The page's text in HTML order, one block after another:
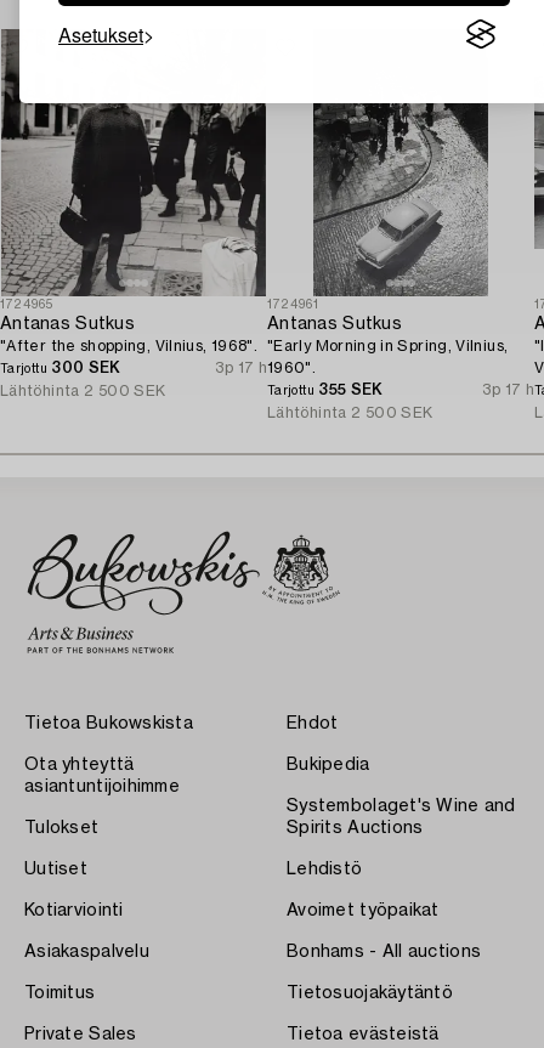
Asetukset
1724965
Antanas Sutkus
"After the shopping, Vilnius, 1968".
Tarjottu 300 SEK
3p 17 h
Lähtöhinta 2 500 SEK
1724961
Antanas Sutkus
"Early Morning in Spring, Vilnius,
1960".
Tarjottu 355 SEK
3p 17 h
Lähtöhinta 2 500 SEK
Tietoa Bukowskista
Ota yhteyttä
asiantuntijoihimme
Tulokset
Uutiset
Kotiarviointi
Asiakaspalvelu
Toimitus
Private Sales
Ehdot
Bukipedia
Systembolaget's Wine and
Spirits Auctions
Lehdistö
Avoimet työpaikat
Bonhams - All auctions
Tietosuojakäytäntö
Tietoa evästeistä